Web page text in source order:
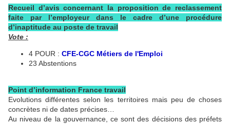
Recueil d’avis concernant la proposition de reclassement
faite par l’employeur dans le cadre d’une procédure
d’inaptitude au poste de travail
Vote :
4 POUR : CFE-CGC Métiers de l'Emploi
23 Abstentions
Point d’information France travail
Evolutions différentes selon les territoires mais peu de choses
concrètes ni de dates précises…
Au niveau de la gouvernance, ce sont des décisions des préfets